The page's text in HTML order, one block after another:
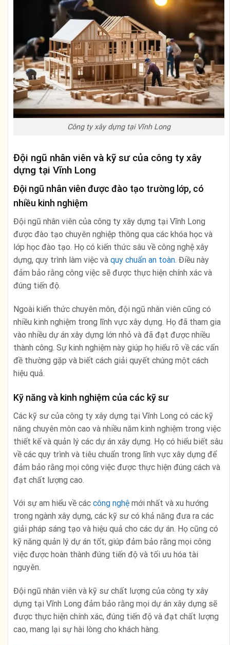
Công ty xây dựng tại Vĩnh Long
Đội ngũ nhân viên và kỹ sư của công ty xây
dựng tại Vĩnh Long
Đội ngũ nhân viên được đào tạo trường lớp, có
nhiều kinh nghiệm
Đội ngũ nhân viên của công ty xây dựng tại Vĩnh Long
được đào tạo chuyên nghiệp thông qua các khóa học và
lớp học đào tạo. Họ có kiến thức sâu về công nghệ xây
dựng, quy trình làm việc và quy chuẩn an toàn. Điều này
đảm bảo rằng công việc sẽ được thực hiện chính xác và
đúng tiến độ.
Ngoài kiến thức chuyên môn, đội ngũ nhân viên cũng có
nhiều kinh nghiệm trong lĩnh vực xây dựng. Họ đã tham gia
vào nhiều dự án xây dựng lớn nhỏ và đã đạt được nhiều
thành công. Sự kinh nghiệm này giúp họ hiểu rõ về các vấn
đề thường gặp và biết cách giải quyết chúng một cách
hiệu quả.
Kỹ năng và kinh nghiệm của các kỹ sư
Các kỹ sư của công ty xây dựng tại Vĩnh Long có các kỹ
năng chuyên môn cao và nhiều năm kinh nghiệm trong việc
thiết kế và quản lý các dự án xây dựng. Họ có hiểu biết sâu
về các quy trình và tiêu chuẩn trong lĩnh vực xây dựng để
đảm bảo rằng mọi công việc được thực hiện đúng cách và
đạt chất lượng cao.
Với sự am hiểu về các công nghệ mới nhất và xu hướng
trong ngành xây dựng, các kỹ sư có khả năng đưa ra các
giải pháp sáng tạo và hiệu quả cho các dự án. Họ cũng có
kỹ năng quản lý dự án tốt, giúp đảm bảo rằng mọi công
việc được hoàn thành đúng tiến độ và tối ưu hóa tài
nguyên.
Đội ngũ nhân viên và kỹ sư chất lượng của công ty xây
dựng tại Vĩnh Long đảm bảo rằng mọi dự án xây dựng sẽ
được thực hiện chính xác, đúng tiến độ và đạt chất lượng
cao, mang lại sự hài lòng cho khách hàng.